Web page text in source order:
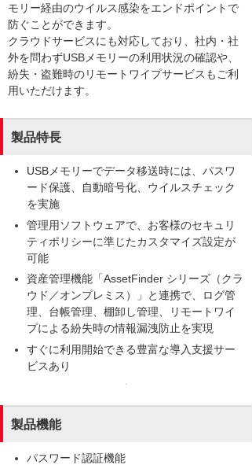
モリー経由のウイルス感染をエンドポイントで
防ぐことができます。
クラウドサービスにも対応しており、社内・社
外を問わずUSBメモリーの利用状況の確認や、
紛失・盗難時のリモートワイプサービスもご利
用いただけます。
製品特長
USBメモリーでデータ移送時には、パスワ
ード保護、自動暗号化、ウイルスチェック
を実施
管理用ソフトウェアで、お客様のセキュリ
ティポリシーに準じたカスタマイズ設定が
可能
資産管理機能「AssetFinder シリーズ（クラ
ウド／オンプレミス）」と連携で、ログ管
理、台帳管理、棚卸し管理、リモートワイ
プによる紛失時の情報漏洩防止を実現
すぐに利用開始できる豊富な導入支援サー
ビスあり
製品機能
パスワード認証機能